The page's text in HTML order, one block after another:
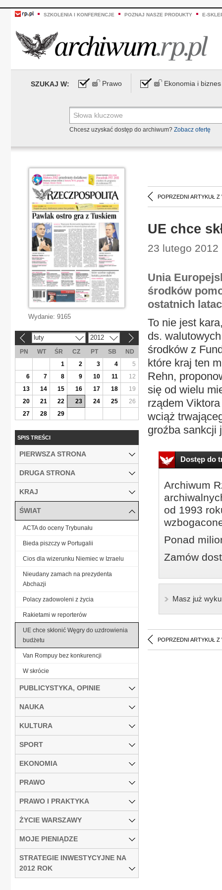
SZKOLENIA I KONFERENCJE POZNAJ NASZE PRODUKTY E-
SZUKAJ W: Prawo Ekonomia i biznes
Chcesz uzyskać dostęp do archiwum? Zobacz ofertę
POPRZEDNI ARTYKUŁ Z
UE chce
23 lutego
Unia
środków
ostatnich
To nie jest
ds.
środków z
które kraj ten
Rehn,
się od wielu
rządem
wciąż
groźba sankcji
Dostęp do
Archiwum
od 1993
Ponad
Zamów
Masz już
POPRZEDNI ARTYKUŁ Z
Wydanie: 9165
luty 2012
PN WT ŚR CZ PT SB
ND
1
2 3 4
5
6
7 8 9 10 11
12
13
14 15 16 17 18
19
20
21 22 23 24 25
26
27
28 29
SPIS TREŚCI
PIERWSZA STRONA
DRUGA STRONA
KRAJ
ŚWIAT
ACTA do oceny Trybunału
Bieda piszczy w Portugalii
Cios dla wizerunku Niemiec w Izraelu
Nieudany zamach na prezydenta
Abchazji
Polacy zadowoleni z życia
Rakietami w reporterów
UE chce skłonić Węgry do uzdrowienia
budżetu
Van Rompuy bez konkurencji
W skrócie
PUBLICYSTYKA, OPINIE
NAUKA
KULTURA
SPORT
EKONOMIA
PRAWO
PRAWO I PRAKTYKA
ŻYCIE WARSZAWY
MOJE PIENIĄDZE
STRATEGIE INWESTYCYJNE NA
2012 ROK